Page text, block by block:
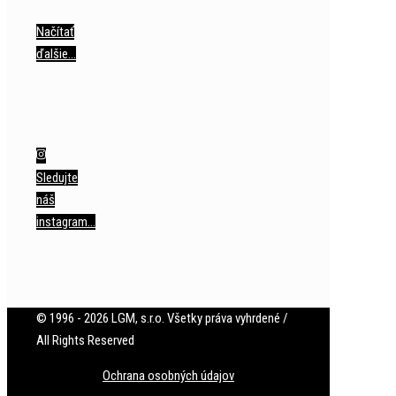
Načítať
ďalšie…
Sledujte
náš
instagram…
© 1996 - 2026 LGM, s.r.o. Všetky práva vyhrdené /
All Rights Reserved
Ochrana osobných údajov